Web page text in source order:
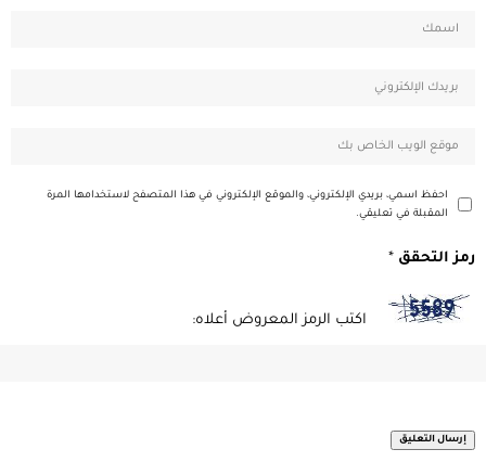
احفظ اسمي، بريدي الإلكتروني، والموقع الإلكتروني في هذا المتصفح لاستخدامها المرة
المقبلة في تعليقي.
رمز التحقق *
اكتب الرمز المعروض أعلاه: